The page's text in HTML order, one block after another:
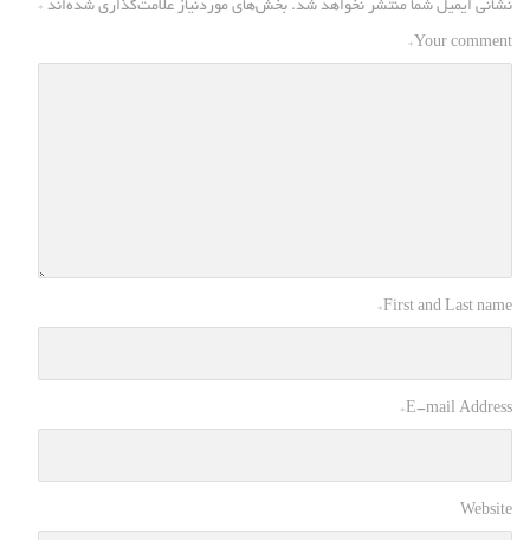
نشانی ایمیل شما منتشر نخواهد شد. بخش‌های موردنیاز علامت‌گذاری شده‌اند *
Your comment
*
First and Last name
*
E-mail Address
*
Website